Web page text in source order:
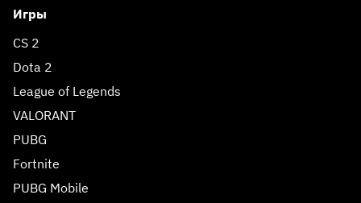
Игры
CS 2
Dota 2
League of Legends
VALORANT
PUBG
Fortnite
PUBG Mobile